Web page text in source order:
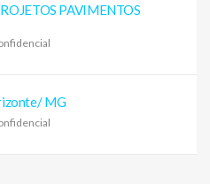
PAVIMENTOS
MG